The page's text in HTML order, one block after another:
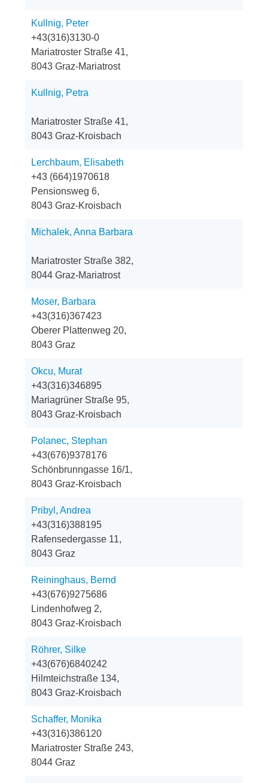
Kullnig, Peter
+43(316)3130-0
Mariatroster Straße 41,
8043 Graz-Mariatrost
Kullnig, Petra
Mariatroster Straße 41,
8043 Graz-Kroisbach
Lerchbaum, Elisabeth
+43 (664)1970618
Pensionsweg 6,
8043 Graz-Kroisbach
Michalek, Anna Barbara
Mariatroster Straße 382,
8044 Graz-Mariatrost
Moser, Barbara
+43(316)367423
Oberer Plattenweg 20,
8043 Graz
Okcu, Murat
+43(316)346895
Mariagrüner Straße 95,
8043 Graz-Kroisbach
Polanec, Stephan
+43(676)9378176
Schönbrunngasse 16/1,
8043 Graz-Kroisbach
Pribyl, Andrea
+43(316)388195
Rafensedergasse 11,
8043 Graz
Reininghaus, Bernd
+43(676)9275686
Lindenhofweg 2,
8043 Graz-Kroisbach
Röhrer, Silke
+43(676)6840242
Hilmteichstraße 134,
8043 Graz-Kroisbach
Schaffer, Monika
+43(316)386120
Mariatroster Straße 243,
8044 Graz